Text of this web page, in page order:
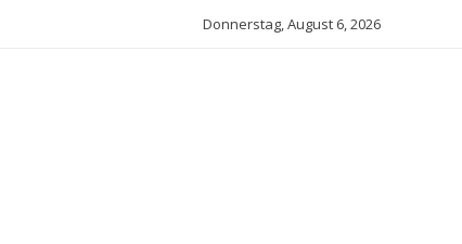
Donnerstag, August 6, 2026